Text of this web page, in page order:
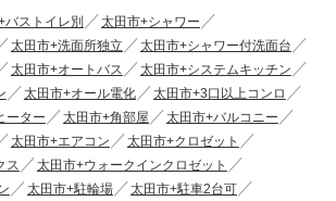
バストイレ別
太田市+シャワー
太田市+洗面所独立
太田市+シャワー付洗面台
太田市+オートバス
太田市+システムキッチン
太田市+オール電化
太田市+3口以上コンロ
ーター
太田市+角部屋
太田市+バルコニー
太田市+エアコン
太田市+クロゼット
ス
太田市+ウォークインクロゼット
太田市+駐輪場
太田市+駐車2台可